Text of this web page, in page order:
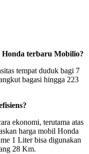
Honda terbaru Mobilio?
tempat duduk bagi 7
bagasi hingga 223
ekonomi, terutama atas
harga mobil Honda
1 Liter bisa digunakan
28 Km.